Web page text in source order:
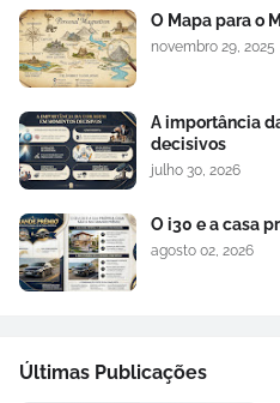
O Mapa para o
novembro 29, 2025
A importância
decisivos
julho 30, 2026
O i30 e a casa
agosto 02, 2026
Últimas Publicações